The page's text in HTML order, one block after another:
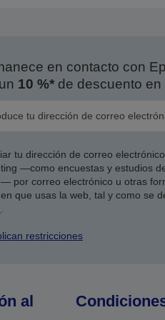
en contacto con
10 %*de descuento en
tu dirección de correo
—como encuestas y estudios
por correo electrónico u otras
que usas la web, tal y como se
.
restricciones
al